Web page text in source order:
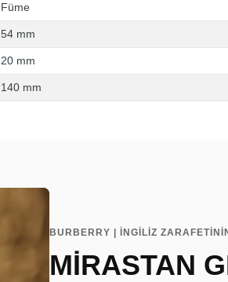
Füme
54 mm
20 mm
140 mm
BURBERRY | İNGİLİZ
MİRASTAN